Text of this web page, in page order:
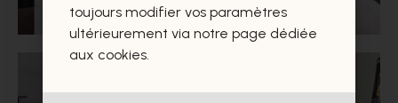
toujours modifier vos paramètres
ultérieurement via notre page dédiée
aux cookies.